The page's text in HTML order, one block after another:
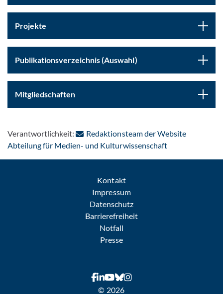
Projekte
Publikationsverzeichnis (Auswahl)
Mitgliedschaften
Verantwortlichkeit:
Redaktionsteam der Website
Abteilung für Medien- und Kulturwissenschaft: Per E-Mail
Kontakt
Impressum
Datenschutz
Barrierefreiheit
Notfall
Presse
© 2026